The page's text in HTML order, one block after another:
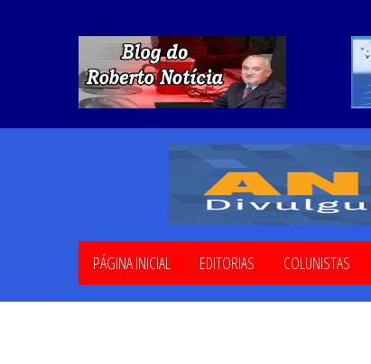
PÁGINA INICIAL EDITORIAS COLUNISTAS